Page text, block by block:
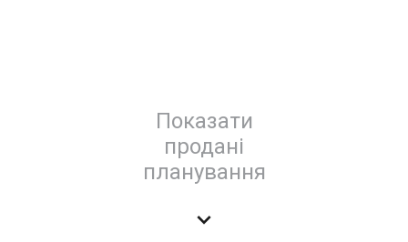
Показати
продані
планування
